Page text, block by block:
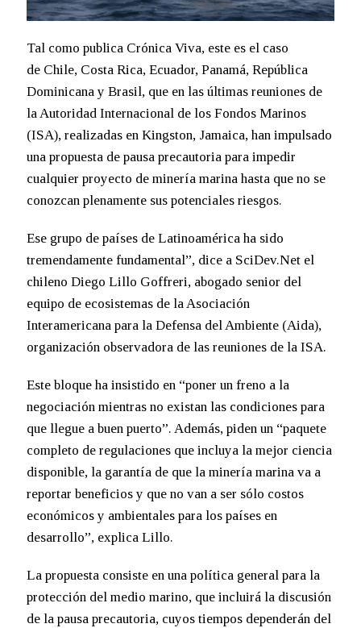
Tal como publica Crónica Viva, este es el caso
de Chile, Costa Rica, Ecuador, Panamá, República
Dominicana y Brasil, que en las últimas reuniones de
la Autoridad Internacional de los Fondos Marinos
(ISA), realizadas en Kingston, Jamaica, han impulsado
una propuesta de pausa precautoria para impedir
cualquier proyecto de minería marina hasta que no se
conozcan plenamente sus potenciales riesgos.
Ese grupo de países de Latinoamérica ha sido
tremendamente fundamental”, dice a SciDev.Net el
chileno Diego Lillo Goffreri, abogado senior del
equipo de ecosistemas de la Asociación
Interamericana para la Defensa del Ambiente (Aida),
organización observadora de las reuniones de la ISA.
Este bloque ha insistido en “poner un freno a la
negociación mientras no existan las condiciones para
que llegue a buen puerto”. Además, piden un “paquete
completo de regulaciones que incluya la mejor ciencia
disponible, la garantía de que la minería marina va a
reportar beneficios y que no van a ser sólo costos
económicos y ambientales para los países en
desarrollo”, explica Lillo.
La propuesta consiste en una política general para la
protección del medio marino, que incluirá la discusión
de la pausa precautoria, cuyos tiempos dependerán del